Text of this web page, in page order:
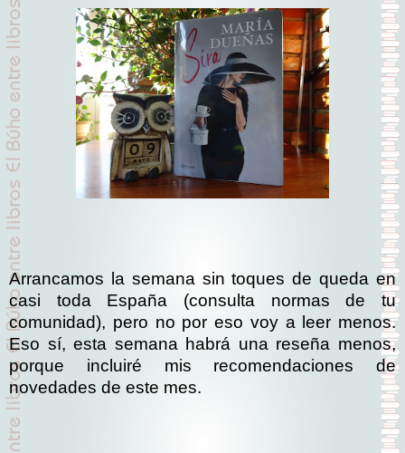
Arrancamos la semana sin toques de queda en
casi toda España (consulta normas de tu
comunidad), pero no por eso voy a leer menos.
Eso sí, esta semana habrá una reseña menos,
porque incluiré mis recomendaciones de
novedades de este mes.